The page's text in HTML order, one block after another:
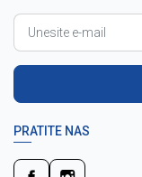
PRATITE NAS